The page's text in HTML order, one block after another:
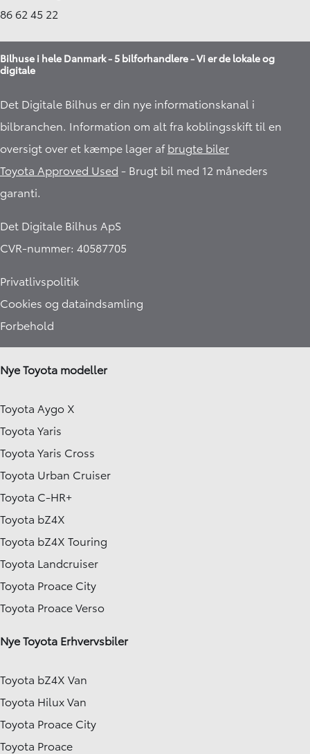
86 62 45 22
Bilhuse i hele Danmark - 5 bilforhandlere - Vi er de lokale og
digitale
Det Digitale Bilhus er din nye informationskanal i
bilbranchen. Information om alt fra koblingsskift til en
oversigt over et kæmpe lager afbrugte biler
Toyota Approved Used - Brugt bil med 12 måneders
garanti.​
Det Digitale Bilhus ApS
CVR-nummer: 40587705
Privatlivspolitik
Cookies og dataindsamling
Forbehold
Nye Toyota modeller
Toyota Aygo X
Toyota Yaris
Toyota Yaris Cross
Toyota Urban Cruiser
Toyota C-HR+
Toyota bZ4X
Toyota bZ4X Touring
Toyota Landcruiser
Toyota Proace City
Toyota Proace Verso
Nye Toyota Erhvervsbiler
Toyota bZ4X Van
Toyota Hilux Van
Toyota Proace City
Toyota Proace